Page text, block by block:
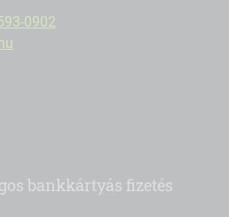
0902
bankkártyás fizetés